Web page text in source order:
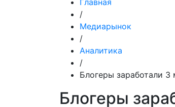
Главная
/
Медиарынок
/
Аналитика
/
Блогеры заработали 3
Блогеры